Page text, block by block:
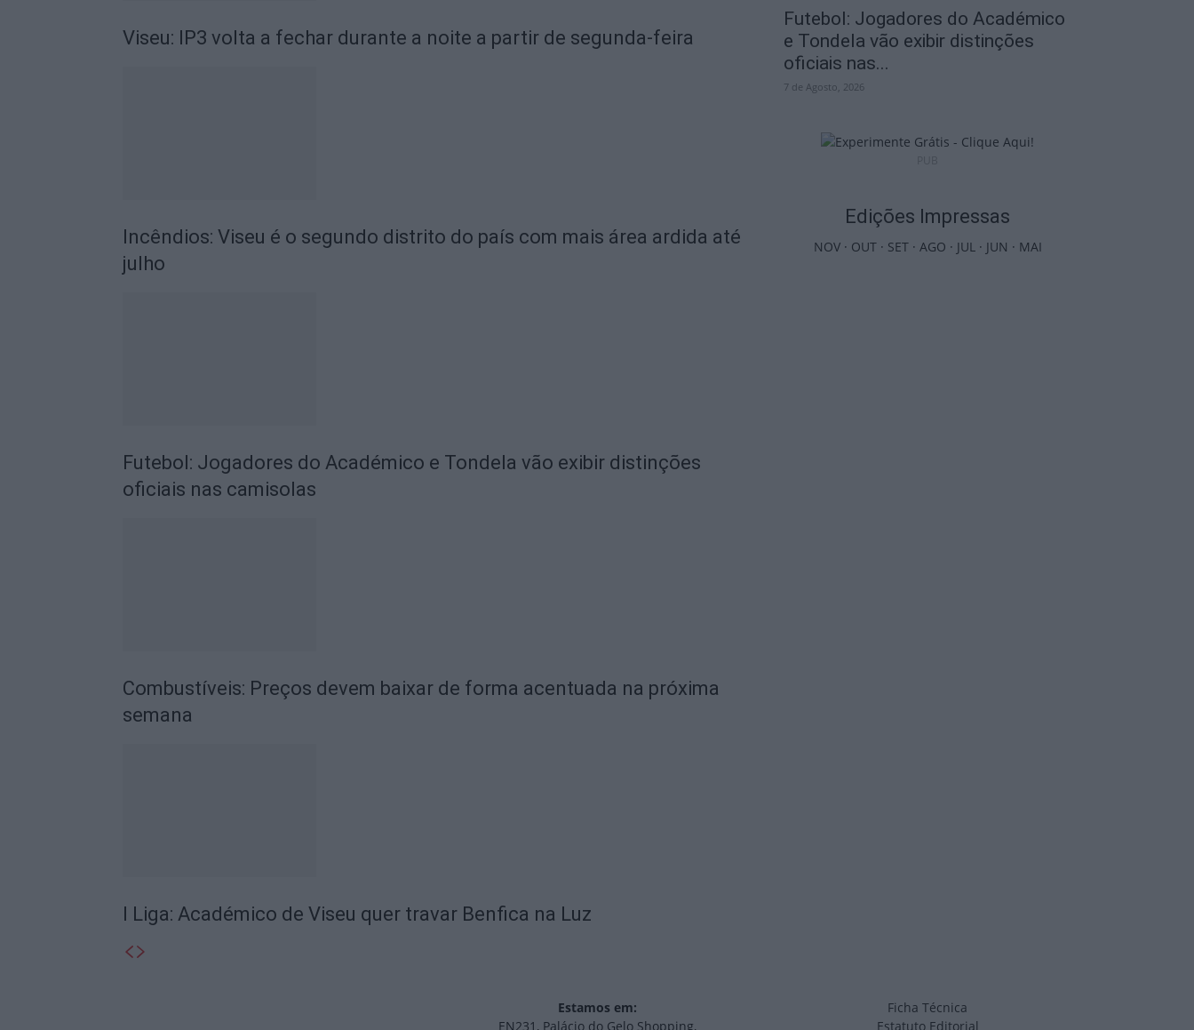
Viseu: IP3 volta a fechar durante a noite a partir de segunda-feira
Incêndios: Viseu é o segundo distrito do país com mais área ardida até
julho
Futebol: Jogadores do Académico e Tondela vão exibir distinções
oficiais nas camisolas
Combustíveis: Preços devem baixar de forma acentuada na próxima
semana
I Liga: Académico de Viseu quer travar Benfica na Luz
Futebol: Jogadores do Académico
e Tondela vão exibir distinções
oficiais nas...
7 de Agosto, 2026
Edições Impressas
NOV· OUT· SET· AGO · JUL· JUN · MAI
Estamos em:
EN231, Palácio do Gelo Shopping,
Ficha Técnica
Estatuto Editorial